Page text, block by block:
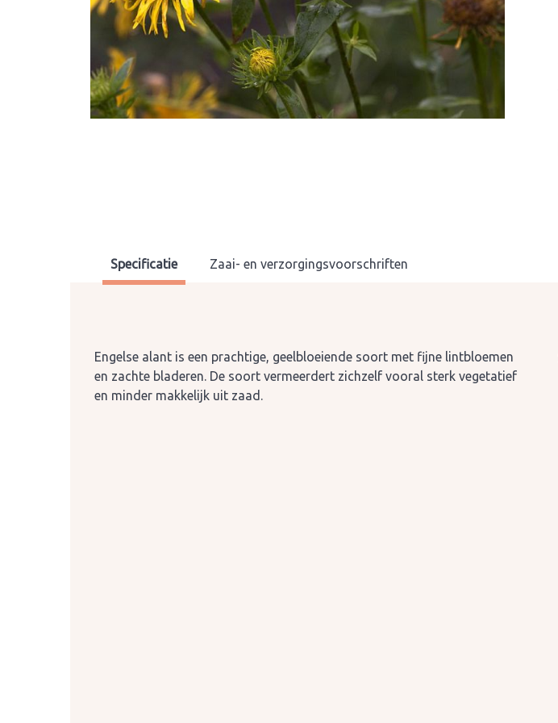
Specificatie Zaai- en verzorgingsvoorschriften
Engelse alant is een prachtige, geelbloeiende soort met fijne lintbloemen
en zachte bladeren. De soort vermeerdert zichzelf vooral sterk vegetatief
en minder makkelijk uit zaad.